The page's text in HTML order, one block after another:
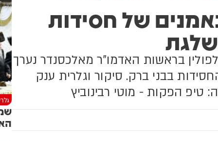
הקשר. צילום: דוברות כבאות
והצלה לישראל
של חסידות
בראשות האדמו"ר מאלכסנדר נערך
בבני ברק. סיקור וגלרית ענק
הפקות - מוטי רבינוביץ